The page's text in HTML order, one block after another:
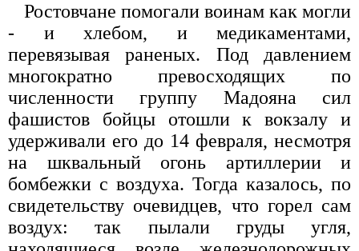
Ростовчане помогали воинам как могли
- и хлебом, и медикаментами,
перевязывая раненых. Под давлением
многократно превосходящих по
численности группу Мадояна сил
фашистов бойцы отошли к вокзалу и
удерживали его до 14 февраля, несмотря
на шквальный огонь артиллерии и
бомбежки с воздуха. Тогда казалось, по
свидетельству очевидцев, что горел сам
воздух: так пылали груды угля,